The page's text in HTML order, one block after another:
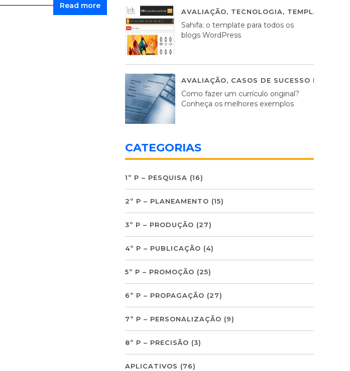
Read more
AVALIAÇÃO, TECNOLOGIA, TEMPLATES
Sahifa: o template para todos os
blogs WordPress
AVALIAÇÃO, CASOS DE SUCESSO DE
Como fazer um currículo original?
Conheça os melhores exemplos
CATEGORIAS
1º P – PESQUISA (16)
2º P – PLANEAMENTO (15)
3º P – PRODUÇÃO (27)
4º P – PUBLICAÇÃO (4)
5º P – PROMOÇÃO (25)
6º P – PROPAGAÇÃO (27)
7º P – PERSONALIZAÇÃO (9)
8º P – PRECISÃO (3)
APLICATIVOS (76)